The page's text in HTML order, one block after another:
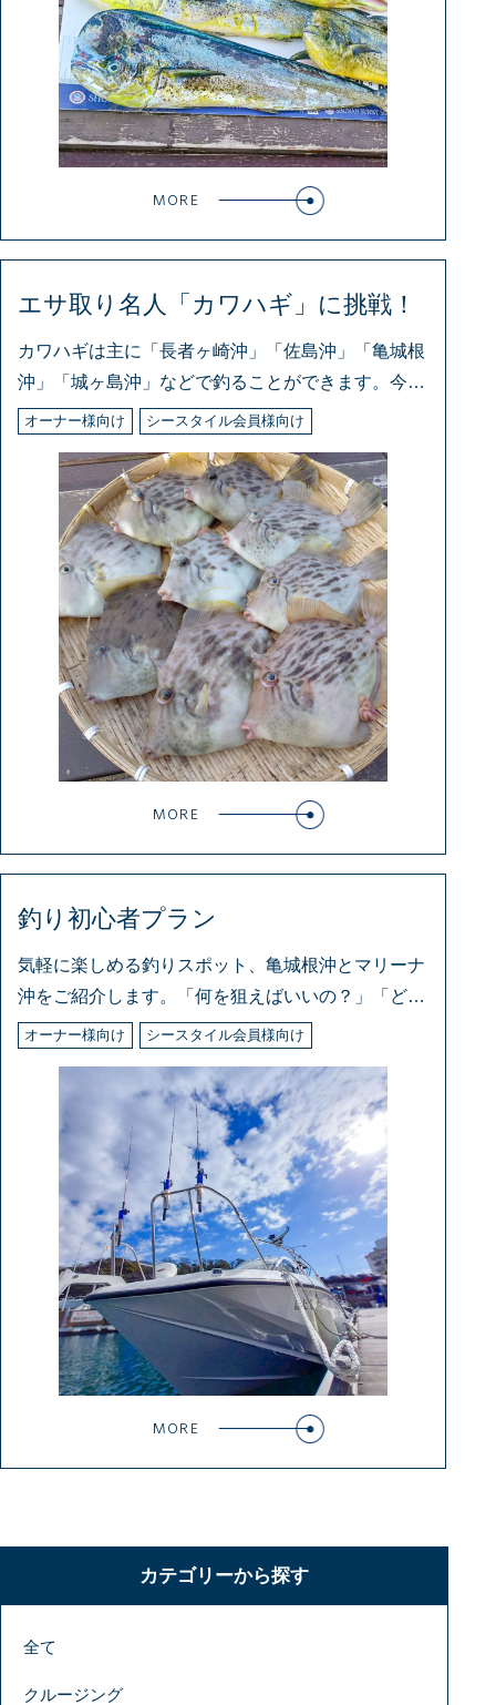
カテゴリーから探す
全て
クルージング
MORE
エサ取り名人「カワハギ」に挑戦！
カワハギは主に「長者ヶ崎沖」「佐島沖」「亀城根
沖」「城ヶ島沖」などで釣ることができます。今回
はオーナー様向け シースタイル会員様向け
MORE
釣り初心者プラン
気軽に楽しめる釣りスポット、亀城根沖とマリーナ
沖をご紹介します。「何を狙えばいいの？」「どこ
でオーナー様向け シースタイル会員様向け
MORE